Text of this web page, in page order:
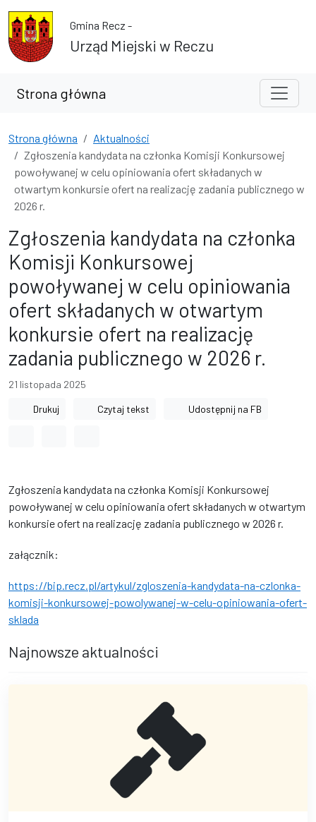
Przejdź do treści
Przejdź do wyszukiwarki
Gmina Recz -
Urząd Miejski w Reczu
Strona główna
Strona główna
Aktualności
Zgłoszenia kandydata na członka Komisji Konkursowej
powoływanej w celu opiniowania ofert składanych w
otwartym konkursie ofert na realizację zadania publicznego w
2026 r.
Zgłoszenia kandydata na członka
Komisji Konkursowej
powoływanej w celu opiniowania
ofert składanych w otwartym
konkursie ofert na realizację
zadania publicznego w 2026 r.
21 listopada 2025
Drukuj Czytaj tekst Udostępnij na FB
Zgłoszenia kandydata na członka Komisji Konkursowej
powoływanej w celu opiniowania ofert składanych w otwartym
konkursie ofert na realizację zadania publicznego w 2026 r.
załącznik:
https://bip.recz.pl/artykul/zgloszenia-kandydata-na-czlonka-
komisji-konkursowej-powolywanej-w-celu-opiniowania-ofert-
sklada
Najnowsze aktualności